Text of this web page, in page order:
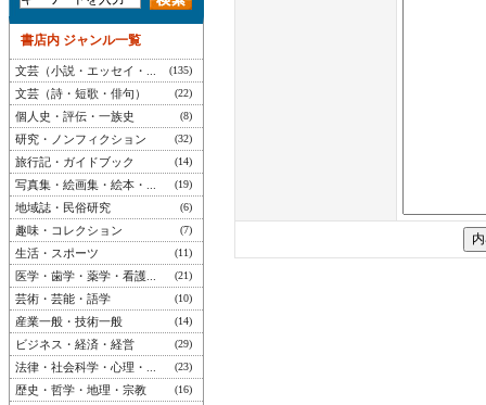
書店内 ジャンル一覧
文芸（小説・エッセイ・... (135)
文芸（詩・短歌・俳句） (22)
個人史・評伝・一族史 (8)
研究・ノンフィクション (32)
旅行記・ガイドブック (14)
写真集・絵画集・絵本・... (19)
地域誌・民俗研究 (6)
趣味・コレクション (7)
生活・スポーツ (11)
医学・歯学・薬学・看護... (21)
芸術・芸能・語学 (10)
産業一般・技術一般 (14)
ビジネス・経済・経営 (29)
法律・社会科学・心理・... (23)
歴史・哲学・地理・宗教 (16)